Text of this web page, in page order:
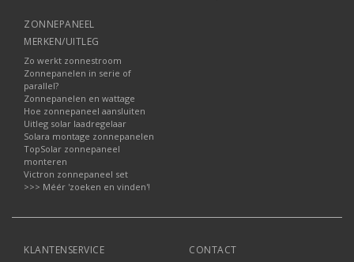
ZONNEPANEEL
MERKEN/UITLEG
Zo werkt zonnestroom
Zonnepanelen in serie of
parallel?
Zonnepanelen en wattage
Hoe zonnepaneel aansluiten
Uitleg solar laadregelaar
Solara montage zonnepanelen
TopSolar zonnepaneel
monteren
Victron zonnepaneel set
>>> Méér 'zoeken en vinden'!
KLANTENSERVICE CONTACT